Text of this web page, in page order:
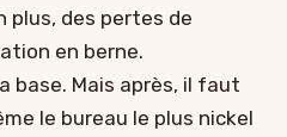
plus, des pertes de
en berne.
base. Mais après, il faut
le bureau le plus nickel